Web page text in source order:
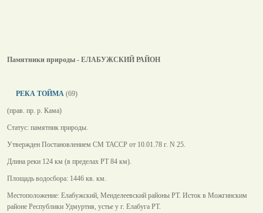
Памятники природы - ЕЛАБУЖСКИЙ РАЙОН
РЕКА ТОЙМА (69)
(прав. пр. р. Кама)
Статус: памятник природы.
Утвержден Постановлением СМ ТАССР от 10.01.78 г. N 25.
Длина реки 124 км (в пределах РТ 84 км).
Площадь водосбора: 1446 кв. км.
Местоположение: Елабужский, Менделеевский районы РТ. Исток в Можгинским
районе Республики Удмуртия, устье у г. Елабуга РТ.